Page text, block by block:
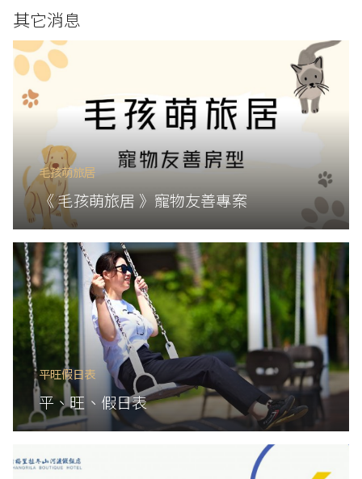
其它消息
毛孩萌旅居
《 毛孩萌旅居 》寵物友善專案
平旺假日表
平、旺、假日表